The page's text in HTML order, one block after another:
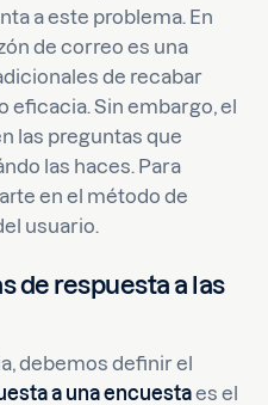
a este problema. En
de correo es una
de recabar
eficacia. Sin embargo, el
las preguntas que
las haces. Para
en el método de
usuario.
de respuesta a las
debemos definir el
a una encuestaes el